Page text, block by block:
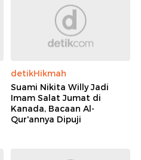
detikHikmah
Suami Nikita Willy Jadi
Imam Salat Jumat di
Kanada, Bacaan Al-
Qur'annya Dipuji